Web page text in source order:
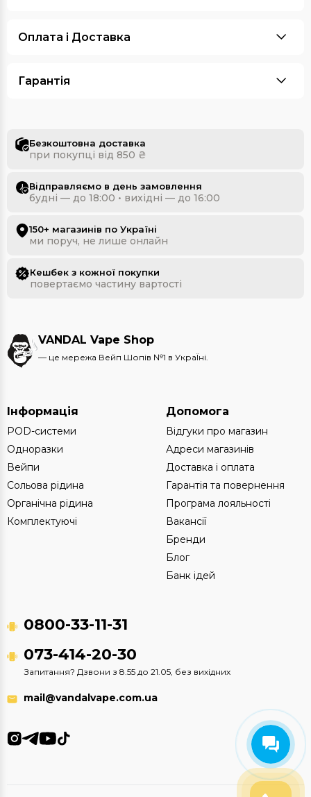
Оплата i Доставка
Гарантія
Безкоштовна доставка
при покупці від 850 ₴
Відправляємо в день замовлення
будні — до 18:00 • вихідні — до 16:00
150+ магазинів по Україні
ми поруч, не лише онлайн
Кешбек з кожної покупки
повертаємо частину вартості
VANDAL Vape Shop
— це мережа Вейп Шопів №1 в УкраЇні.
Інформація
POD-системи
Одноразки
Вейпи
Сольова рідина
Органічна рідина
Комплектуючі
Допомога
Відгуки про магазин
Адреси магазинів
Доставка і оплата
Гарантія та повернення
Програма лояльності
Вакансії
Бренди
Блог
Банк ідей
0800-33-11-31
073-414-20-30
Запитання? Дзвони з 8.55 до 21.05, без вихідних
mail@vandalvape.com.ua